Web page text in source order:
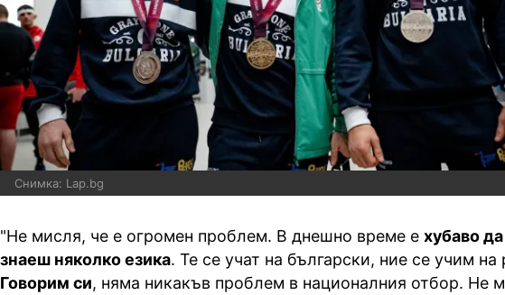
Снимка: Lap.bg
"Не мисля, че е огромен проблем. В днешно време е хубаво да
знаеш няколко езика. Те се учат на български, ние се учим на
Говорим си, няма никакъв проблем в националния отбор. Не